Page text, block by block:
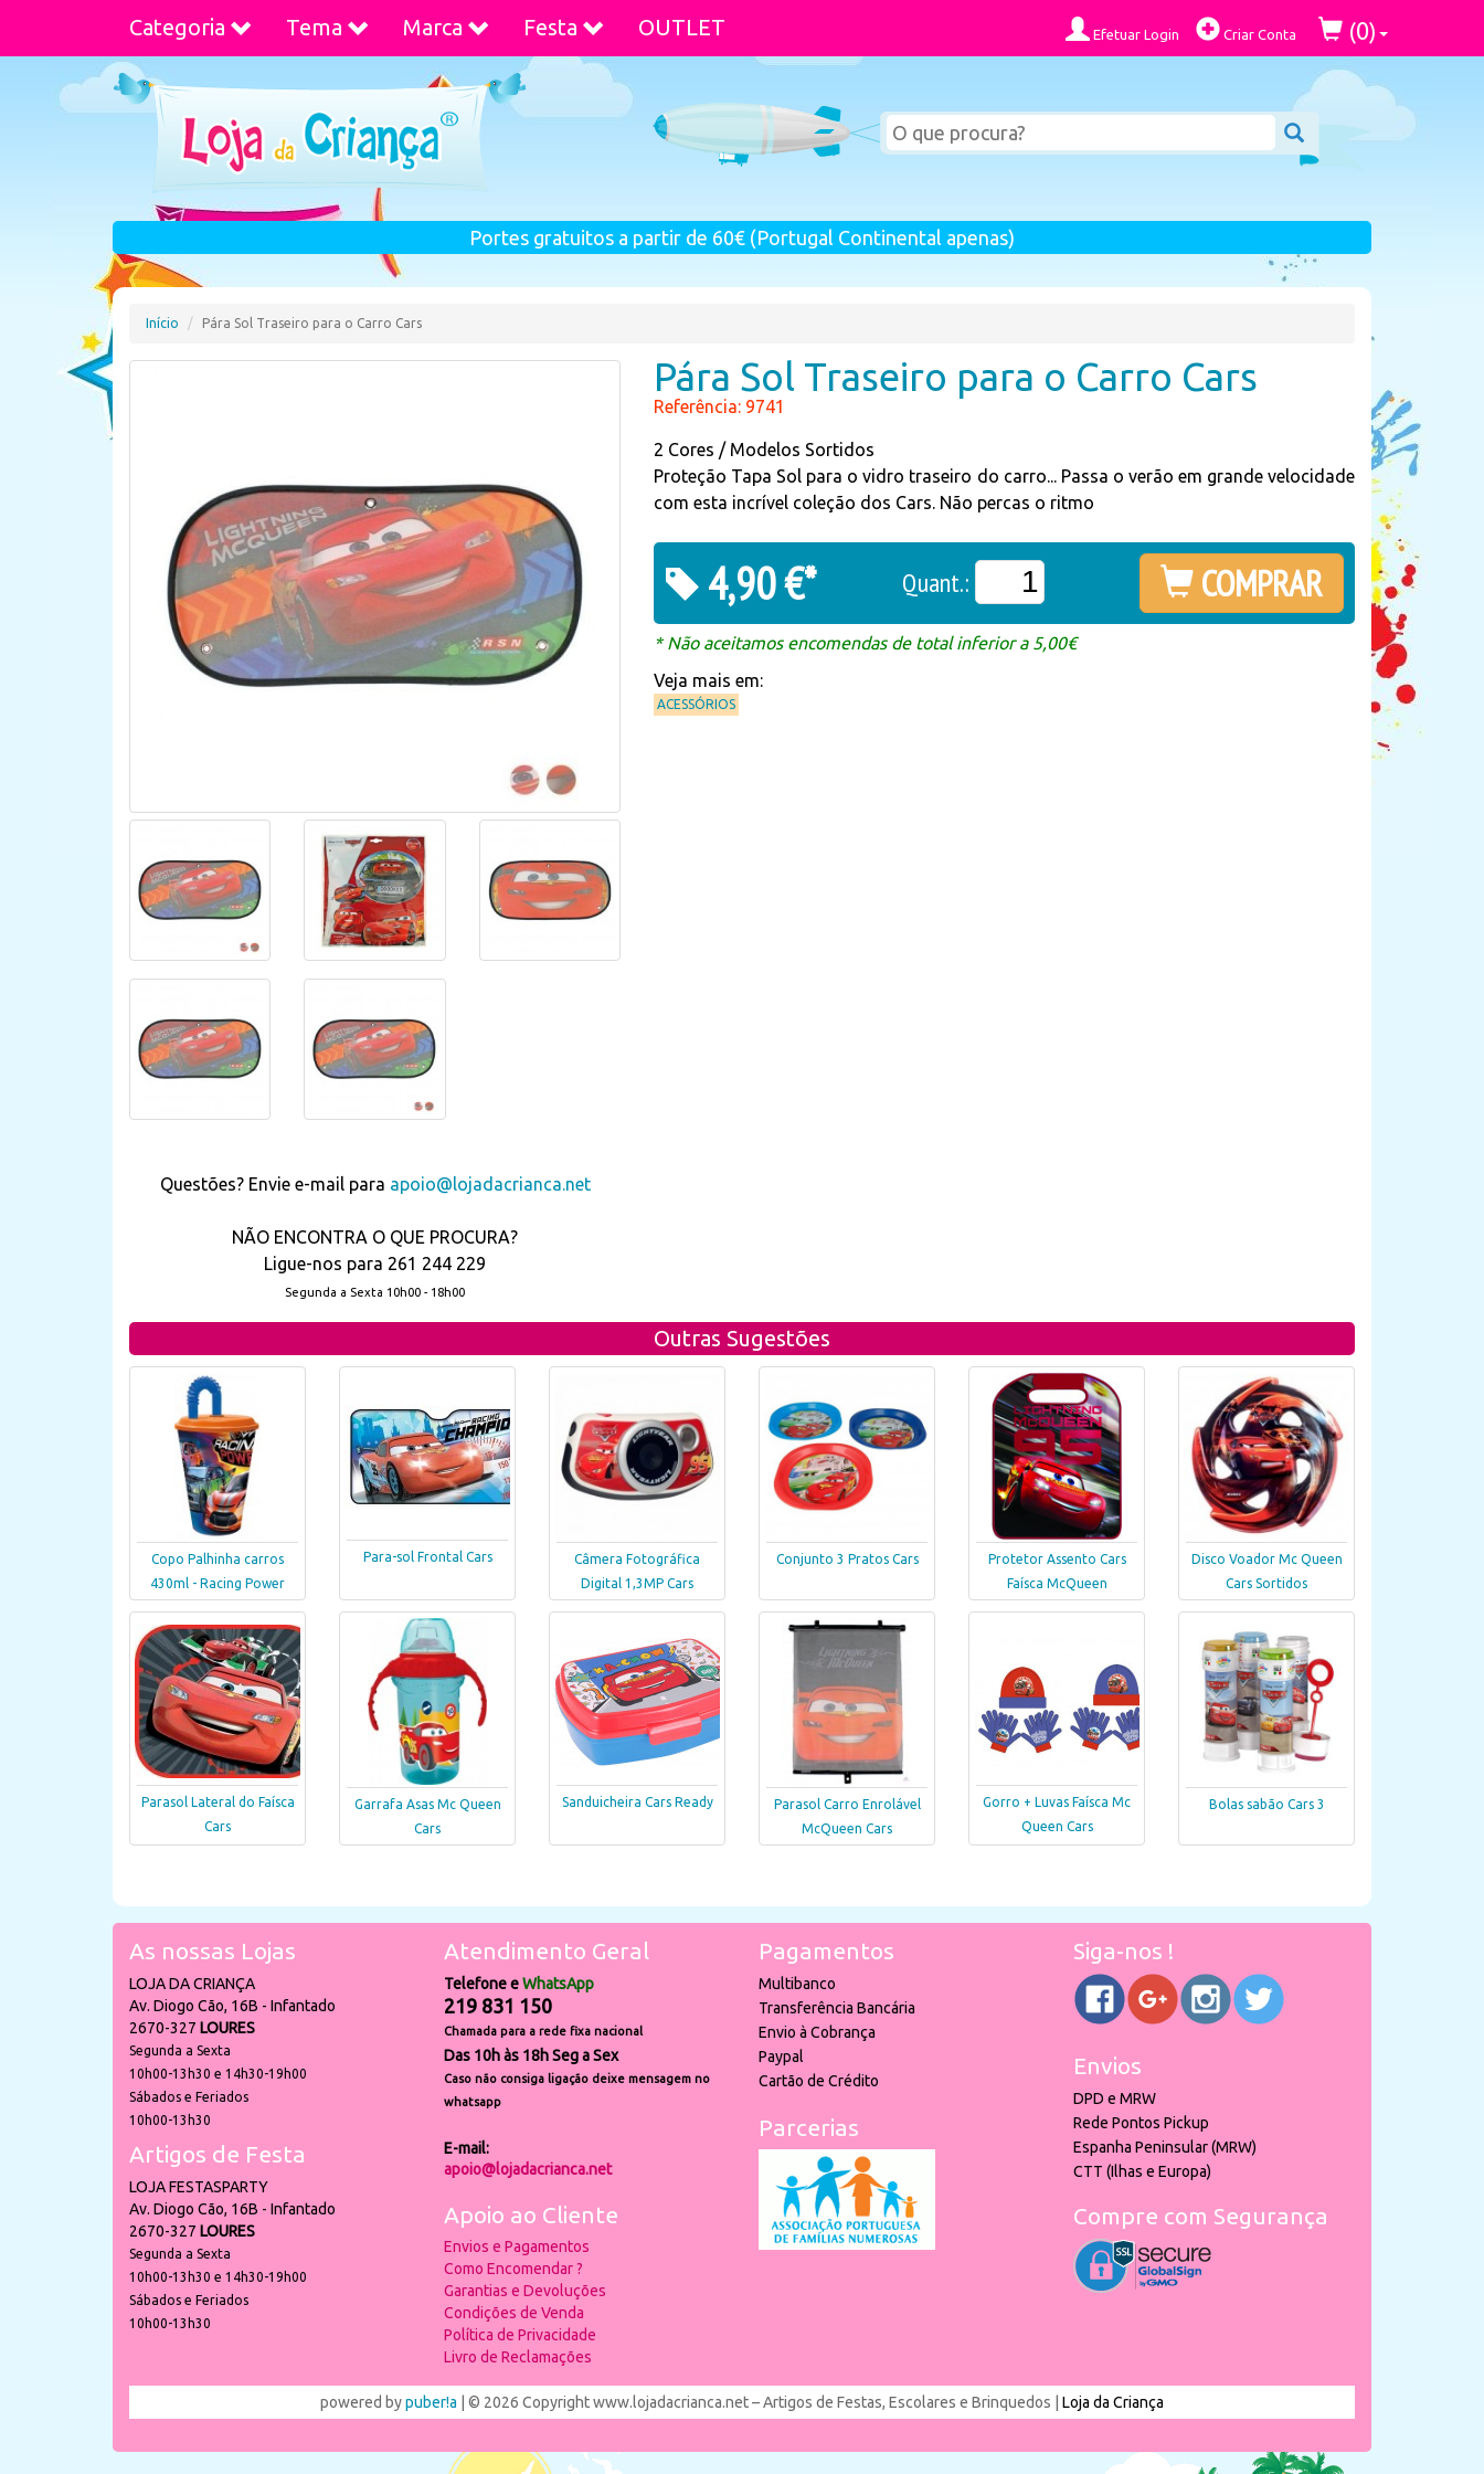
Categoria Tema Marca Festa OUTLET Efetuar Login Criar Conta (0)
Portes gratuitos a partir de 60€ (Portugal Continental apenas)
Início Pára Sol Traseiro para o Carro Cars
Questões? Envie e-mail para apoio@lojadacrianca.net
NÃO ENCONTRA O QUE PROCURA?
Ligue-nos para 261 244 229
Segunda a Sexta 10h00 - 18h00
Pára Sol Traseiro para o Carro Cars
Referência: 9741
2 Cores / Modelos Sortidos
Proteção Tapa Sol para o vidro traseiro do carro... Passa o verão em grande velocidade
com esta incrível coleção dos Cars. Não percas o ritmo
4,90 €* Quant.: COMPRAR
* Não aceitamos encomendas de total inferior a 5,00€
Veja mais em:
ACESSÓRIOS
Outras Sugestões
Copo Palhinha carros
430ml - Racing Power
Para-sol Frontal Cars
Câmera Fotográfica
Digital 1,3MP Cars
Conjunto 3 Pratos Cars
Protetor Assento Cars
Faísca McQueen
Disco Voador Mc Queen
Cars Sortidos
Parasol Lateral do Faísca
Cars
Garrafa Asas Mc Queen
Cars
Sanduicheira Cars Ready
Parasol Carro Enrolável
McQueen Cars
Gorro + Luvas Faísca Mc
Queen Cars
Bolas sabão Cars 3
As nossas Lojas
LOJA DA CRIANÇA
Av. Diogo Cão, 16B - Infantado
2670-327 LOURES
Segunda a Sexta
10h00-13h30 e 14h30-19h00
Sábados e Feriados
10h00-13h30
Artigos de Festa
LOJA FESTASPARTY
Av. Diogo Cão, 16B - Infantado
2670-327 LOURES
Segunda a Sexta
10h00-13h30 e 14h30-19h00
Sábados e Feriados
10h00-13h30
Atendimento Geral
Telefone eWhatsApp
219 831 150
Chamada para a rede fixa nacional
Das 10h às 18h Seg a Sex
Caso não consiga ligação deixe mensagem no
whatsapp
E-mail:
apoio@lojadacrianca.net
Apoio ao Cliente
Envios e Pagamentos
Como Encomendar ?
Garantias e Devoluções
Condições de Venda
Política de Privacidade
Livro de Reclamações
Pagamentos
Multibanco
Transferência Bancária
Envio à Cobrança
Paypal
Cartão de Crédito
Parcerias
Siga-nos !
Envios
DPD e MRW
Rede Pontos Pickup
Espanha Peninsular (MRW)
CTT (Ilhas e Europa)
Compre com Segurança
powered bypuber!a | © 2026 Copyright www.lojadacrianca.net – Artigos de Festas, Escolares e Brinquedos | Loja da Criança